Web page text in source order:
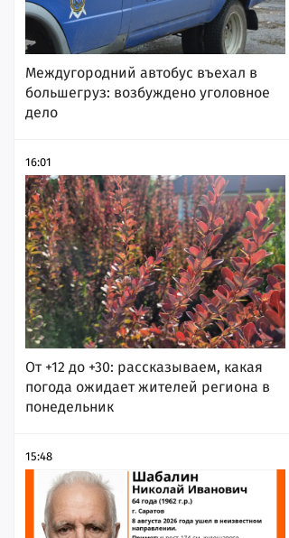
Междугородний автобус въехал в
большегруз: возбуждено уголовное
дело
16:01
От +12 до +30: рассказываем, какая
погода ожидает жителей региона в
понедельник
15:48